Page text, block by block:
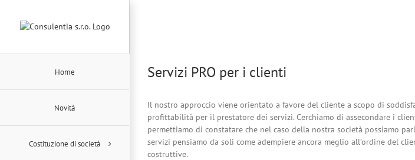
content
Home
Novità
Costituzione di società
Servizi PRO per i clienti
Il nostro approccio viene orientato a favore del cliente a scopo di
profittabilità per il prestatore dei servizi. Cerchiamo di assecondare i
permettiamo di constatare che nel caso della nostra società possiamo
servizi pensiamo da soli come adempiere ancora meglio all’ordine del
costruttive.